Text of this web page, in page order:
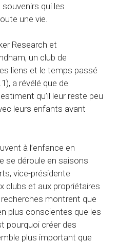
qui les
une vie.
Research et
un club de
liens et le temps passé
a révélé que de
qu’il leur reste peu
leurs enfants avant
à l’enfance en
se déroule en saisons
vice-présidente
clubs et aux propriétaires
montrent que
plus conscientes que les
pourquoi créer des
plus important que